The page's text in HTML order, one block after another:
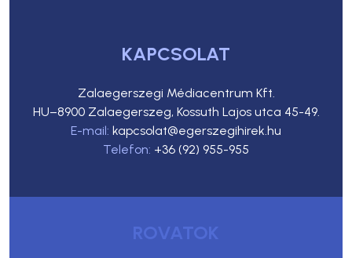
KAPCSOLAT
Zalaegerszegi Médiacentrum Kft.
HU–8900 Zalaegerszeg, Kossuth Lajos utca 45-49.
E-mail: kapcsolat@egerszegihirek.hu
Telefon: +36 (92) 955-955
ROVATOK